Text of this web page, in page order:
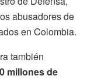
abusadores de
en Colombia.
también
millones de